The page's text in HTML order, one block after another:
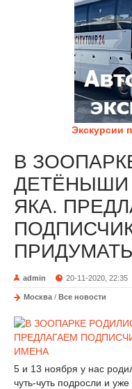
Экскурсии
В
ЯКА.
admin 20-11-2020, 22:35
Москва / Все новости
5 и 13 ноября у нас
чуть-чуть подросли и